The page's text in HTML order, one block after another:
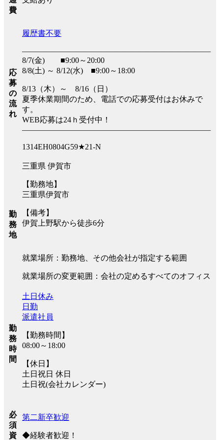
費
応
募
の
流
れ
履歴書不要
――――――――――――――――――――――――
8/7(金) ■9:00～20:00
8/8(土) ～ 8/12(水) ■9:00～18:00
8/13（木）～ 8/16（日）
夏季休業期間のため、電話での応募受付はお休みで
す。
WEB応募は24ｈ受付中！
――――――――――――――――――――――――
1314EH0804G59★21-N
勤
務
地
三重県 伊賀市
【勤務地】
三重県伊賀市
【備考】
伊賀上野駅から徒歩6分
就業場所：勤務地、その他会社が指定する範囲
就業場所の変更範囲：会社の定めるすべてのオフィス
勤
務
時
間
土日休み
日勤
派遣社員
【勤務時間】
08:00～18:00
【休日】
土日祝日 休日
土日祝(会社カレンダー)
必
須
資
第二新卒歓迎
◆経験者歓迎！